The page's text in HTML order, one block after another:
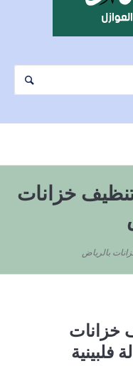
خزانات
بالرياض
خزانات
فلبينية